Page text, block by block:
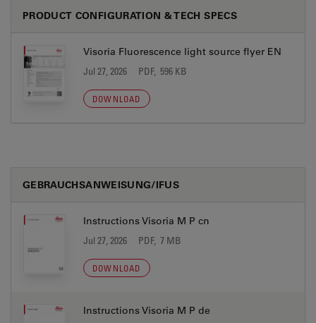
PRODUCT CONFIGURATION & TECH SPECS
Visoria Fluorescence light source flyer EN
Jul 27, 2026 PDF, 596 KB
DOWNLOAD
GEBRAUCHSANWEISUNG/IFUS
Instructions Visoria M P cn
Jul 27, 2026 PDF, 7 MB
DOWNLOAD
Instructions Visoria M P de